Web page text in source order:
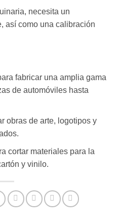
necesita un
así como una calibración
fabricar una amplia gama
de automóviles hasta
obras de arte, logotipos y
cortar materiales para la
y vinilo.